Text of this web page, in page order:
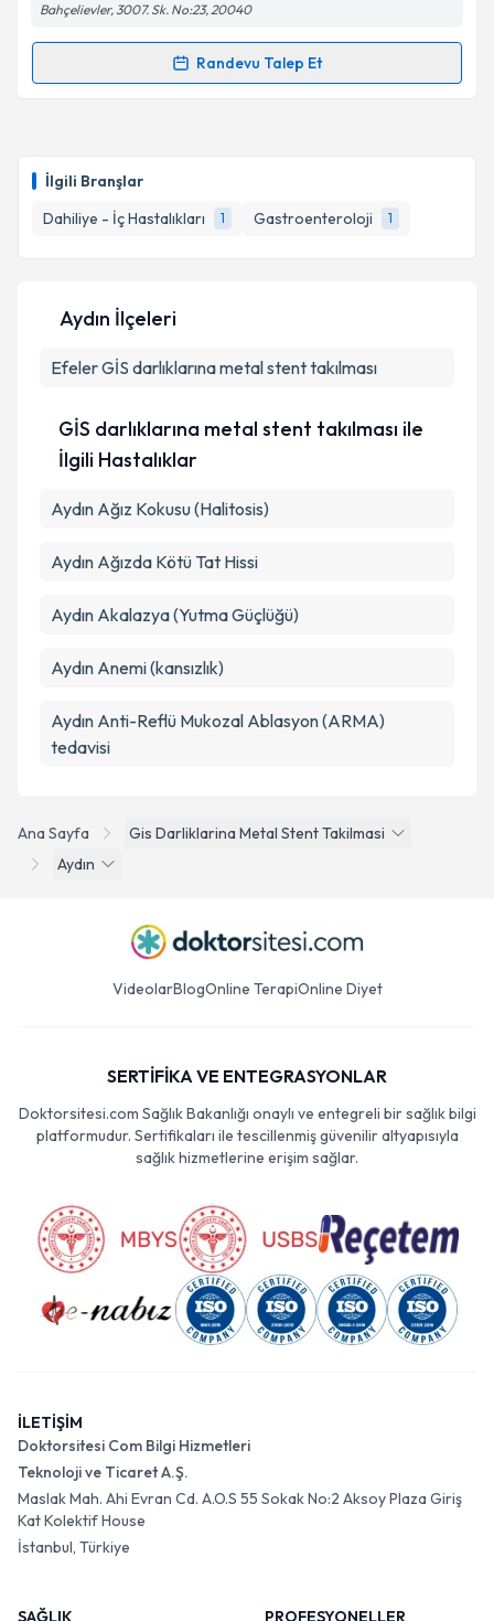
İlgili Branşlar
Dahiliye - İç Hastalıkları
1 Gastroenteroloji 1
Kişisel verilerimin işlenmesine ilişkin
Metni'ni okudum ve kişisel verilerimin belirtilen
Bahçelievler, 3007. Sk. No:23, 20040
Randevu Talep Et
Randevu Takvimi Talebi
almanız için bir takvim hazırlandığında e-posta ile
bilgilendireceğiz.
E-posta Adresiniz
Kişisel verilerimin işlenmesine ilişkinAydınlatma
Ana Sayfa
Gis Darliklarina Metal Stent Takilmasi
Aydın
Aydın İlçeleri
EfelerGİS darlıklarına metal stent takılması
GİS darlıklarına metal stent takılması ile
İlgili Hastalıklar
Aydın Ağız Kokusu (Halitosis)
Aydın Ağızda Kötü Tat Hissi
Aydın Akalazya (Yutma Güçlüğü)
Aydın Anemi (kansızlık)
Aydın Anti-Reflü Mukozal Ablasyon (ARMA)
tedavisi
VideolarBlogOnline TerapiOnline Diyet
SERTİFİKA VE ENTEGRASYONLAR
Doktorsitesi.com Sağlık Bakanlığı onaylı ve entegreli bir sağlık bilgi
platformudur. Sertifikaları ile tescillenmiş güvenilir altyapısıyla
sağlık hizmetlerine erişim sağlar.
İLETİŞİM
Doktorsitesi Com Bilgi Hizmetleri
Teknoloji ve Ticaret A.Ş.
Maslak Mah. Ahi Evran Cd. A.O.S 55 Sokak No:2 Aksoy Plaza Giriş
Kat Kolektif House
İstanbul, Türkiye
SAĞLIK
PROFESYONELLER